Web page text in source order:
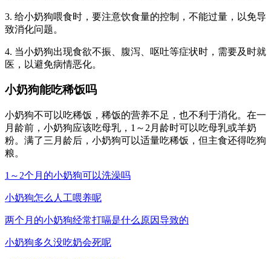
3. 给小奶狗喂食时，要注意饮食量的控制，不能过量，以免导
致消化问题。
4. 当小奶狗出现食欲不振、腹泻、呕吐等症状时，需要及时就
医，以避免病情恶化。
小奶狗能吃稀饭吗
小奶狗不可以吃稀饭，稀饭的营养不足，也不利于消化。在一
月龄前，小奶狗应该吃母乳，1～2月龄时可以吃母乳或羊奶
粉。满了三月龄后，小奶狗可以适量吃稀饭，但主食还得吃狗
粮。
1～2个月的小奶狗可以洗澡吗
小奶狗怎么人工喂养呢
两个月的小奶狗经常打嗝是什么原因导致的
小奶狗多久没吃奶会死呢